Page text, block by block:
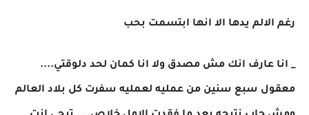
رغم الالم يدها الا انها ابتسمت بحب
_ انا عارف انك مش مصدق ولا انا كمان لحد دلوقتي....
معقول سبع سنين من عمليه لعمليه سفرت كل بلاد العالم